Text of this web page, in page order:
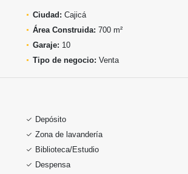
Ciudad: Cajicá
Área Construida: 700 m²
Garaje: 10
Tipo de negocio: Venta
Depósito
Zona de lavandería
Biblioteca/Estudio
Despensa